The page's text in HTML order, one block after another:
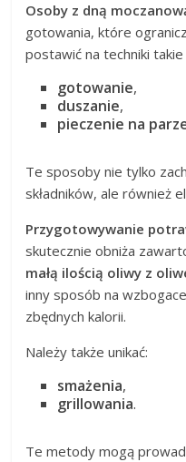
Osoby z dną
gotowania, które
postawić na techniki takie
gotowanie,
duszanie,
pieczenie na
Te sposoby nie tylko
składników, ale również
Przygotowywanie
skutecznie obniża
małą ilością oliwy z
inny sposób na
zbędnych kalorii.
Należy także unikać:
smażenia,
grillowania.
Te metody mogą